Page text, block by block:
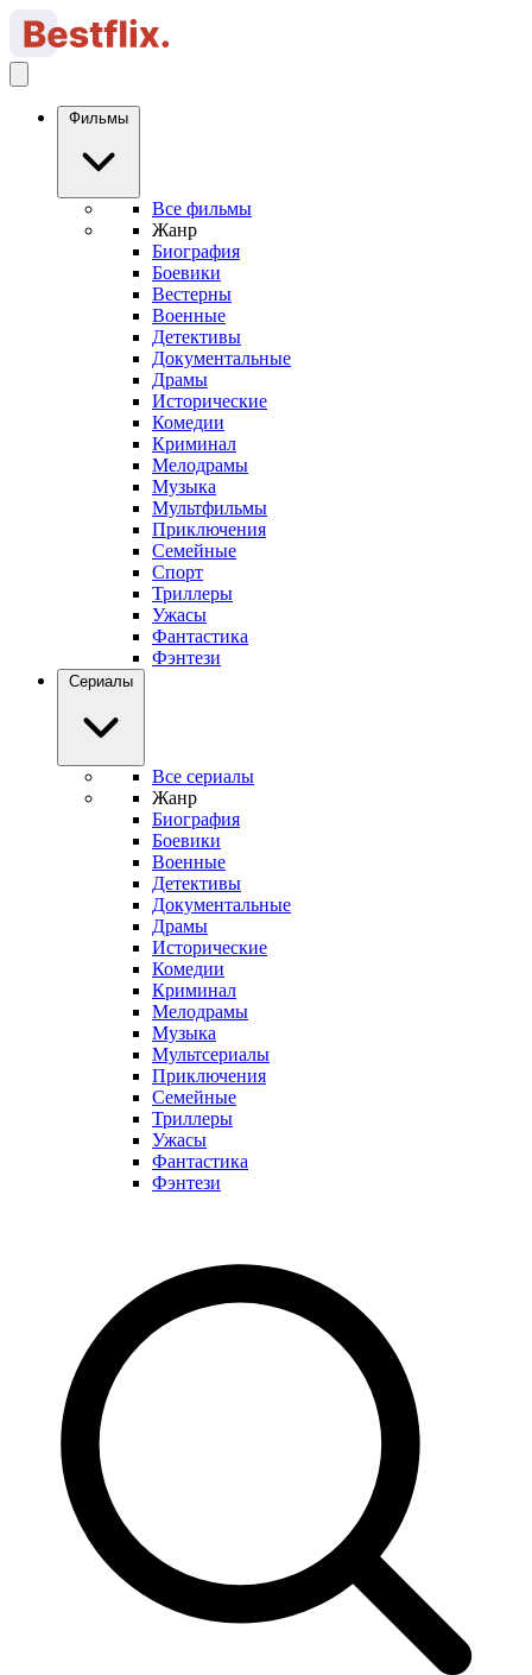
Фильмы
Все фильмы
Жанр
Биография
Боевики
Вестерны
Военные
Детективы
Документальные
Драмы
Исторические
Комедии
Криминал
Мелодрамы
Музыка
Мультфильмы
Приключения
Семейные
Спорт
Триллеры
Ужасы
Фантастика
Фэнтези
Сериалы
Все сериалы
Жанр
Биография
Боевики
Военные
Детективы
Документальные
Драмы
Исторические
Комедии
Криминал
Мелодрамы
Музыка
Мультсериалы
Приключения
Семейные
Триллеры
Ужасы
Фантастика
Фэнтези